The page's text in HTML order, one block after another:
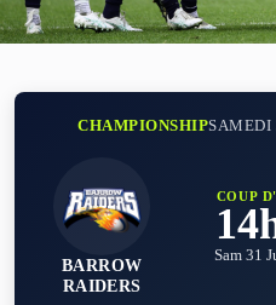
CHAMPIONSHIPSAMEDI
BARROW
RAIDERS
COUP
Sam 31